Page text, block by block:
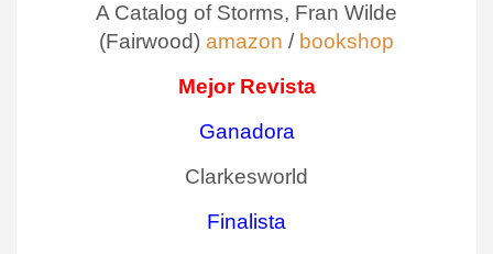
A Catalog of Storms, Fran Wilde
(Fairwood) amazon / bookshop
Mejor Revista
Ganadora
Clarkesworld
Finalista